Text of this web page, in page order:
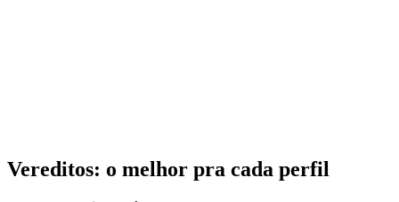
Vereditos: o melhor pra cada perfil